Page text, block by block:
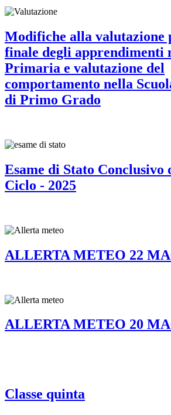
Modifiche alla valutazione
finale degli apprendimenti
Primaria e valutazione del
comportamento nella
di Primo Grado
Esame di Stato Conclusivo
Ciclo - 2025
ALLERTA METEO 22
ALLERTA METEO 20
Classe quinta